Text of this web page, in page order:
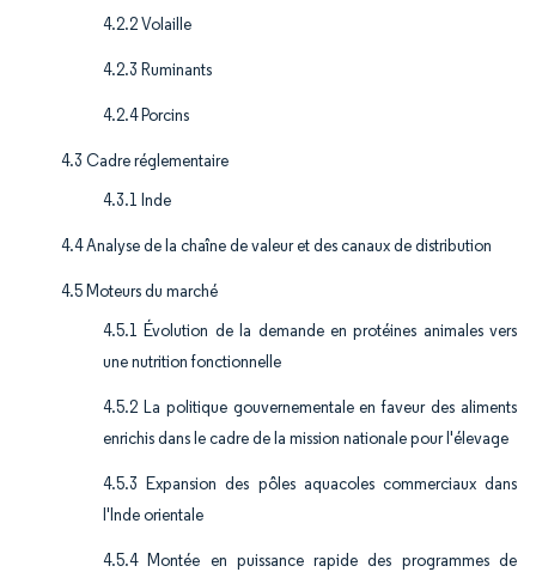
4.2.2 Volaille
4.2.3 Ruminants
4.2.4 Porcins
4.3 Cadre réglementaire
4.3.1 Inde
4.4 Analyse de la chaîne de valeur et des canaux de distribution
4.5 Moteurs du marché
4.5.1 Évolution de la demande en protéines animales vers
une nutrition fonctionnelle
4.5.2 La politique gouvernementale en faveur des aliments
enrichis dans le cadre de la mission nationale pour l'élevage
4.5.3 Expansion des pôles aquacoles commerciaux dans
l'Inde orientale
4.5.4 Montée en puissance rapide des programmes de